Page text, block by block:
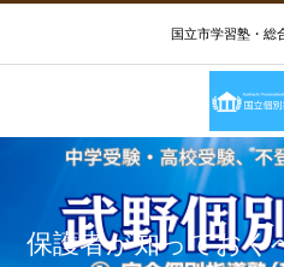
国立市学習塾・総
保護者が知っておく